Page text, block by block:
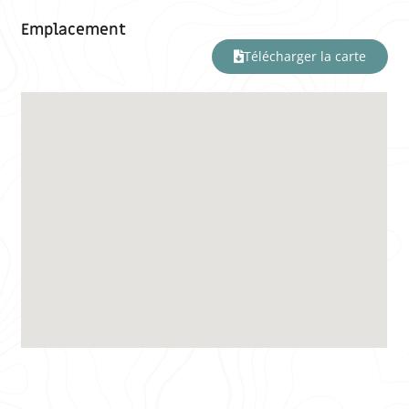
Emplacement
Télécharger la carte